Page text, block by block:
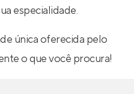
especialidade.
única oferecida pelo
o que você procura!